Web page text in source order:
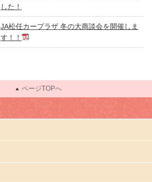
した！
JA松任カープラザ 冬の大商談会を開催しま
す！！
ページTOPへ